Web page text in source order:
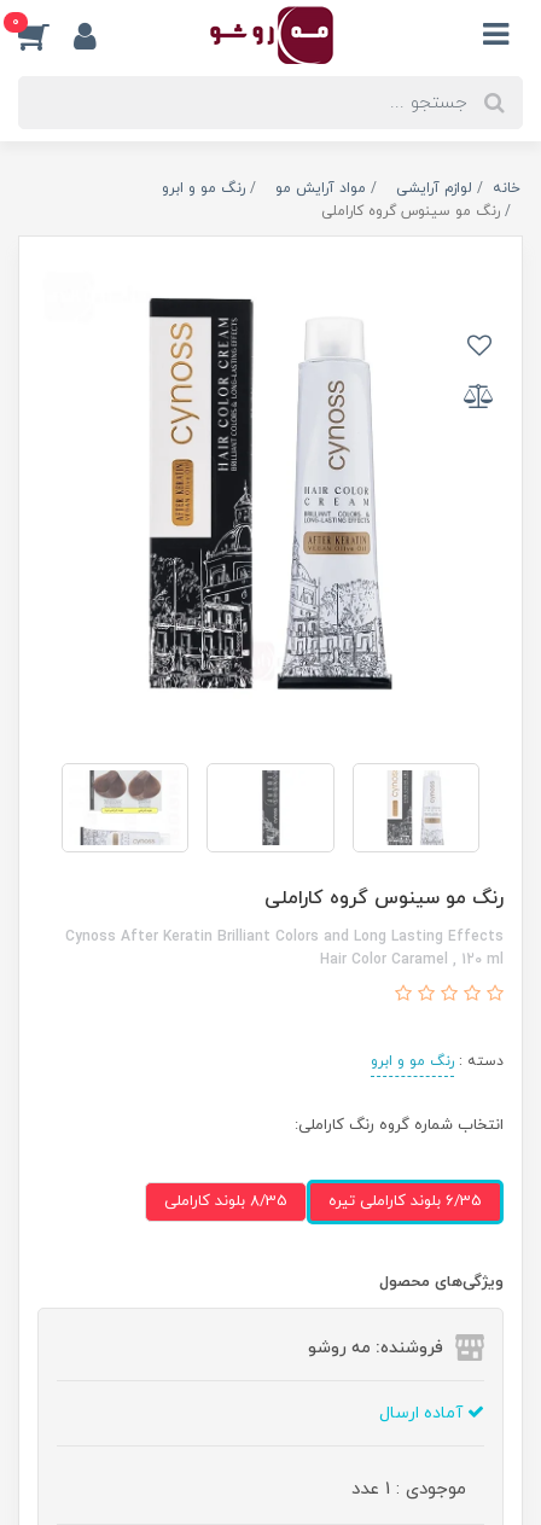
0
خانه لوازم آرایشی مواد آرایش مو
رنگ مو و ابرو
رنگ مو سینوس گروه کاراملی
رنگ مو سینوس گروه کاراملی
Cynoss After Keratin Brilliant Colors and Long Lasting Effects
Hair Color Caramel , 120 ml
دسته : رنگ مو و ابرو
انتخاب شماره گروه رنگ کاراملی:
6/35 بلوند کاراملی تیره 8/35 بلوند کاراملی
ویژگی‌های محصول
فروشنده: مه رو‌شو
آماده ارسال
موجودی : 1 عدد